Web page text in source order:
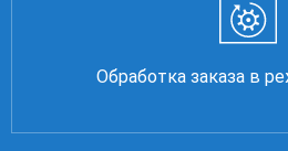
Обработка заказа в